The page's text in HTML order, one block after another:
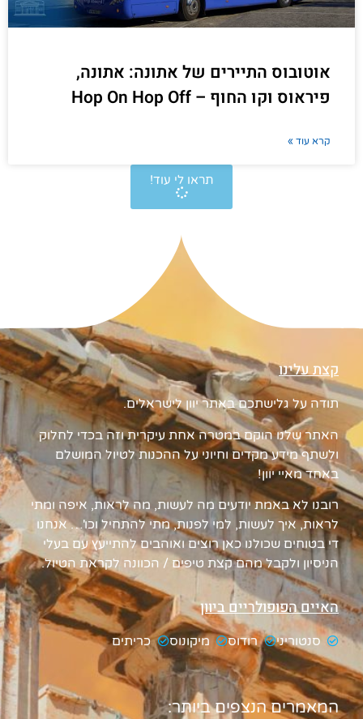
אוטובוס התיירים של אתונה: אתונה,
פיראוס וקו החוף – Hop On Hop Off
קרא עוד »
תראו לי עוד!
קצת עלינו
תודה על גלישתכם באתר יוון לישראלים.
האתר שלנו הוקם במטרה אחת עיקרית וזה בכדי לחלוק
ולשתף מידע מקדים וחיוני על ההכנות לטיול המושלם
באחד מאיי יוון!
רובנו לא באמת יודעים מה לעשות, מה לראות, איפה ומתי
לראות, איך לעשות, למי לפנות, מתי להתחיל וכו'… אנחנו
די בטוחים שכולנו כאן רוצים ואוהבים להתייעץ עם בעלי
הניסיון ולקבל מהם קצת טיפים / הכוונה לקראת הטיול.
האיים הפופולריים ביוון
סנטוריני רודוס מיקונוס כריתים
המאמרים הנצפים ביותר: